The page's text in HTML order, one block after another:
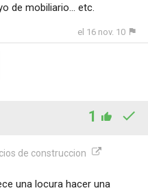
de mobiliario... etc.
el 16 nov. 10
1
de construccion
una locura hacer una